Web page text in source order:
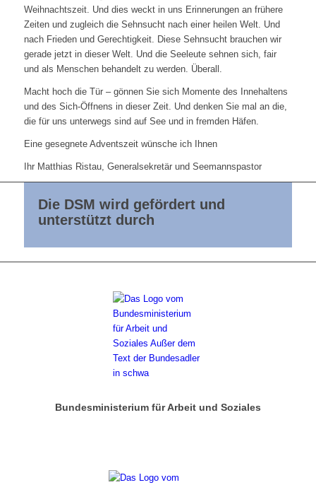
Weihnachtszeit. Und dies weckt in uns Erinnerungen an frühere
Zeiten und zugleich die Sehnsucht nach einer heilen Welt. Und
nach Frieden und Gerechtigkeit. Diese Sehnsucht brauchen wir
gerade jetzt in dieser Welt. Und die Seeleute sehnen sich, fair
und als Menschen behandelt zu werden. Überall.
Macht hoch die Tür – gönnen Sie sich Momente des Innehaltens
und des Sich-Öffnens in dieser Zeit. Und denken Sie mal an die,
die für uns unterwegs sind auf See und in fremden Häfen.
Eine gesegnete Adventszeit wünsche ich Ihnen
Ihr Matthias Ristau, Generalsekretär und Seemannspastor
Die DSM wird gefördert und
unterstützt durch
Bundesministerium für Arbeit und Soziales